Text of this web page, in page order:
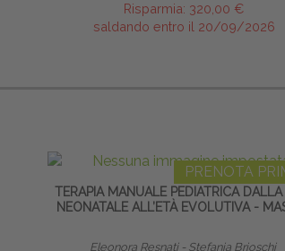
Risparmia: 320,00 €
saldando entro il 20/09/2026
PRENOTA
TERAPIA MANUALE PEDIATRICA DALLA
NEONATALE ALL’ETÀ EVOLUTIVA -
Eleonora Resnati - Stefania Brioschi